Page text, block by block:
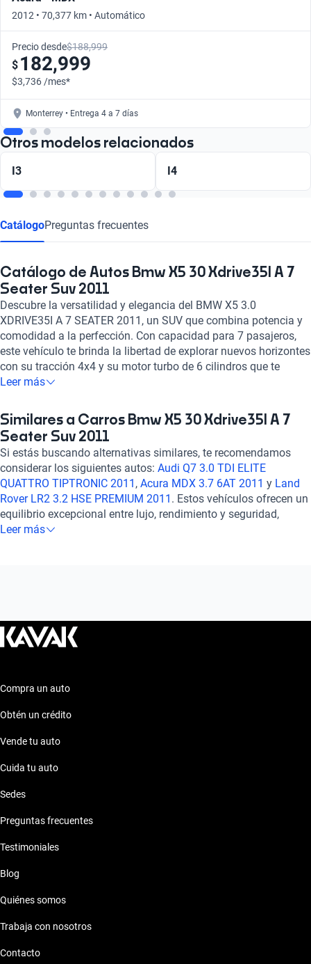
2012 • 70,377 km • Automático
Precio desde$188,999
$ 182,999
$3,736 /mes*
Monterrey • Entrega 4 a 7 días
Otros modelos relacionados
I3 I4
CatálogoPreguntas frecuentes
Catálogo de Autos Bmw X5 30 Xdrive35I A 7
Seater Suv 2011
Descubre la versatilidad y elegancia del BMW X5 3.0
XDRIVE35I A 7 SEATER 2011, un SUV que combina potencia y
comodidad a la perfección. Con capacidad para 7 pasajeros,
este vehículo te brinda la libertad de explorar nuevos horizontes
con su tracción 4x4 y su motor turbo de 6 cilindros que te
impulsará con sus 302 caballos de fuerza. Disfruta de su lujo
sistema de sonido de alta calidad. Con características de
seguridad como bolsas de aire frontales y laterales, frenos ABS
y asistencia de frenado, te sentirás protegido en todo momento.
Experimenta la excelencia en cada detalle con el BMW X5 3.0
XDRIVE35I A 7 SEATER 2011, un compañero confiable para tus
aventuras en carretera. ¡Haz tuya esta experiencia única!
Leer más
Similares a Carros Bmw X5 30 Xdrive35I A 7
Seater Suv 2011
Si estás buscando alternativas similares, te recomendamos
considerar los siguientes autos: Audi Q7 3.0 TDI ELITE
QUATTRO TIPTRONIC 2011 , Acura MDX 3.7 6AT 2011 y Land
Rover LR2 3.2 HSE PREMIUM 2011 . Estos vehículos ofrecen un
equilibrio excepcional entre lujo, rendimiento y seguridad,
ideales para quienes buscan una experiencia de conducción
Leer más
Compra un auto
Obtén un crédito
Vende tu auto
Cuida tu auto
Sedes
Preguntas frecuentes
Testimoniales
Blog
Quiénes somos
Trabaja con nosotros
Contacto